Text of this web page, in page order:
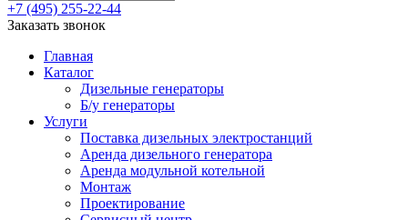
+7 (495) 255-22-44
Заказать звонок
Главная
Каталог
Дизельные генераторы
Б/у генераторы
Услуги
Поставка дизельных электростанций
Аренда дизельного генератора
Аренда модульной котельной
Монтаж
Проектирование